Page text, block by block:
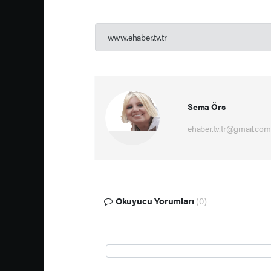
www.ehaber.tv.tr
Sema Örs
ehaber.tv.tr@gmail.com
Okuyucu Yorumları (0)